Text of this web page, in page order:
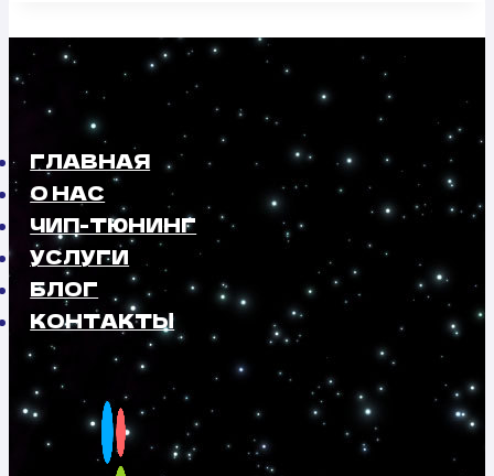
ГЛАВНАЯ
О НАС
ЧИП-ТЮНИНГ
УСЛУГИ
БЛОГ
КОНТАКТЫ